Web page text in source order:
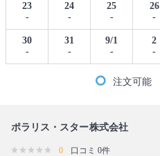
23
-
24
-
25
-
26
-
30
-
31
-
9/1
-
2
-
注文可能
ポラリス・スター株式会社
0 口コミ 0件